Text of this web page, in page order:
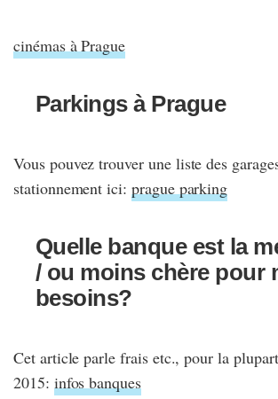
cinémas à Prague
Parkings à Prague
Vous pouvez trouver une liste des
stationnement ici: prague parking
Quelle banque est la
/ ou moins chère pour
besoins?
Cet article parle frais etc., pour la
2015: infos banques